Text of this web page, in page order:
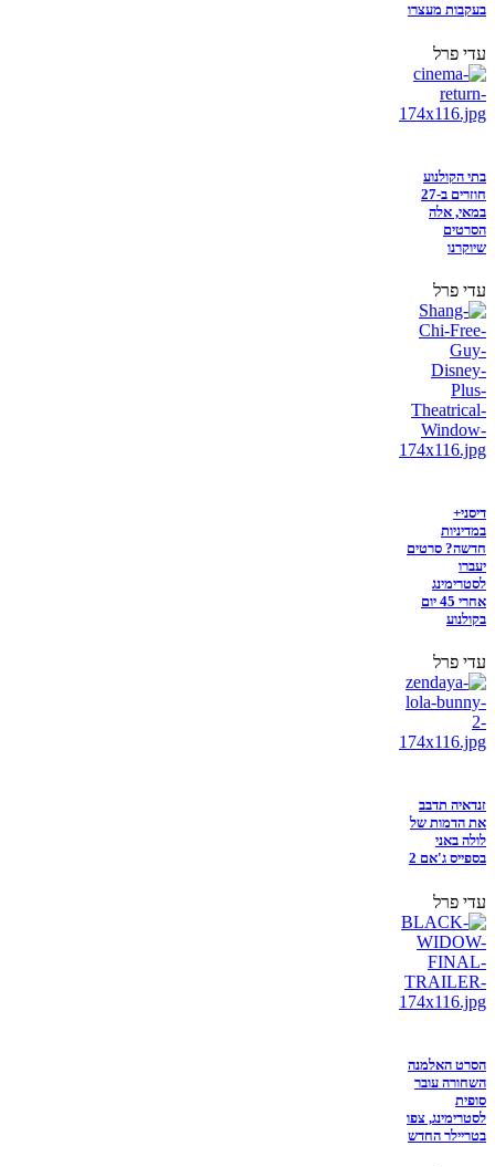
בעקבות מעצרו
עדי פרל
בתי הקולנוע
חוזרים ב-27
במאי, אלה
הסרטים
שיוקרנו
עדי פרל
דיסני+
במדיניות
חדשה? סרטים
יעברו
לסטרימינג
אחרי 45 יום
בקולנוע
עדי פרל
זנדאיה תדבב
את הדמות של
לולה באני
בספייס ג'אם 2
עדי פרל
הסרט האלמנה
השחורה עובר
סופית
לסטרימינג, צפו
בטריילר החדש